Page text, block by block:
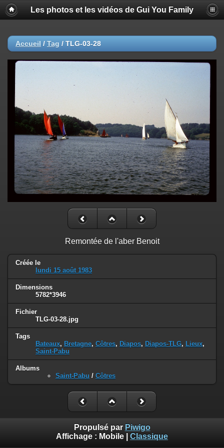
Les photos et les vidéos de Gui You Family
Accueil / Tag / TLG-03-28
Remontée de l'aber Benoit
Créée le
lundi 15 août 1983
Dimensions
5782*3946
Fichier
TLG-03-28.jpg
Tags
Bateaux, Bretagne, Côtres, Diapos, Diapos-TLG, Lieux,
Saint-Pabu
Albums
Saint-Pabu / Côtres
Propulsé par Piwigo
Affichage : Mobile Classique